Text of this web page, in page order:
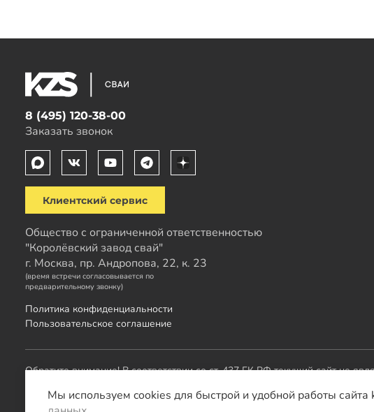
8 (495) 120-38-00
Заказать звонок
Клиентский сервис
Общество с ограниченной ответственностью
"Королёвский завод свай"
г. Москва, пр. Андропова, 22, к. 23
(время встречи согласовывается по
предварительному звонку)
Политика конфиденциальности
Пользовательское соглашение
Обратите внимание! В соответствии со ст. 437 ГК РФ текущий сайт не
Мы используем cookies для быстрой и удобной работы